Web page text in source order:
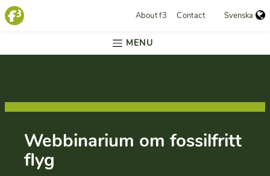
About f3 Contact Svenska
MENU
Webbinarium om fossilfritt
flyg